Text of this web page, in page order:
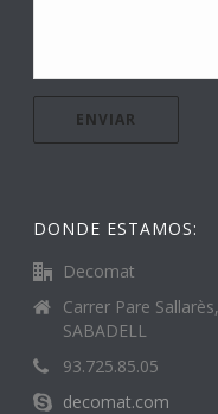
DONDE ESTAMOS:
Decomat
Carrer Pare
SABADELL
93.725.85.05
decomat.com